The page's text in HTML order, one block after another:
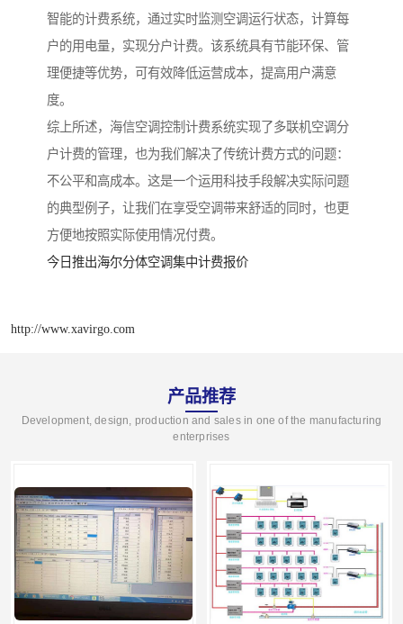
智能的计费系统，通过实时监测空调运行状态，计算每
户的用电量，实现分户计费。该系统具有节能环保、管
理便捷等优势，可有效降低运营成本，提高用户满意
度。
综上所述，海信空调控制计费系统实现了多联机空调分
户计费的管理，也为我们解决了传统计费方式的问题：
不公平和高成本。这是一个运用科技手段解决实际问题
的典型例子，让我们在享受空调带来舒适的同时，也更
方便地按照实际使用情况付费。
今日推出海尔分体空调集中计费报价
http://www.xavirgo.com
产品推荐
Development, design, production and sales in one of the manufacturing
enterprises